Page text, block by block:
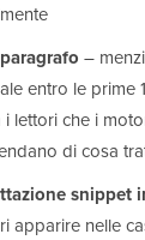
–
entro le prime
i lettori che i
di cosa
snippet
apparire nelle